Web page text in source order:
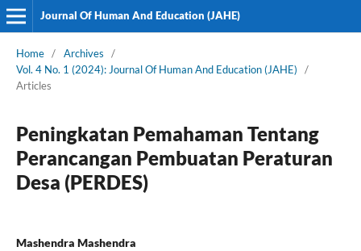
Journal Of Human And Education (JAHE)
Home / Archives
/
Vol. 4 No. 1 (2024): Journal Of Human And Education (JAHE)
/
Articles
Peningkatan Pemahaman Tentang
Perancangan Pembuatan Peraturan
Desa (PERDES)
Mashendra Mashendra